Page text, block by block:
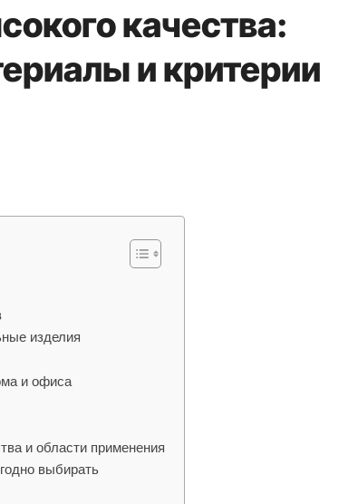
качества:
и критерии
изделия
и офиса
и области применения
выбирать